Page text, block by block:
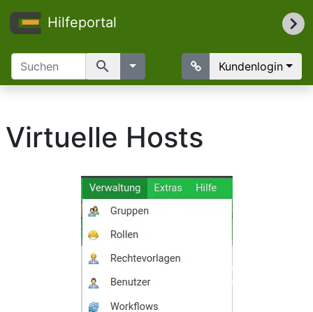
Hilfeportal
search Kundenlogin
Virtuelle Hosts